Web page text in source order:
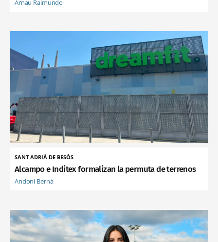
Arnau Raimundo
SANT ADRIÀ DE BESÒS
Alcampo e Inditex formalizan la permuta de terrenos
Andoni Berná